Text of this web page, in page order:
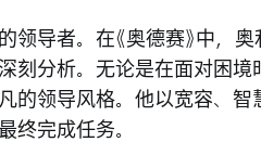
导者。在《奥德赛》中，
刻分析。无论是在面对困境
的领导风格。他以宽容、智
终完成任务。